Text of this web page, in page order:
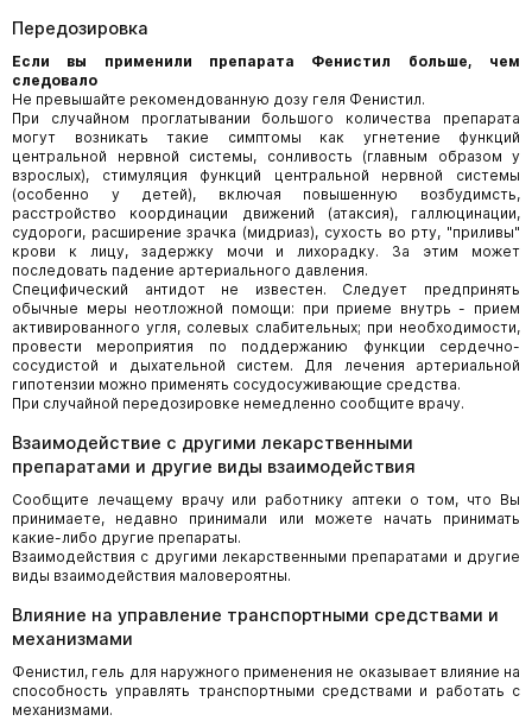
Передозировка
Если вы применили препарата Фенистил больше, чем
следовало
Не превышайте рекомендованную дозу геля Фенистил.
При случайном проглатывании большого количества препарата
могут возникать такие симптомы как угнетение функций
центральной нервной системы, сонливость (главным образом у
взрослых), стимуляция функций центральной нервной системы
(особенно у детей), включая повышенную возбудимсть,
расстройство координации движений (атаксия), галлюцинации,
судороги, расширение зрачка (мидриаз), сухость во рту, "приливы"
крови к лицу, задержку мочи и лихорадку. За этим может
последовать падение артериального давления.
Специфический антидот не известен. Следует предпринять
обычные меры неотложной помощи: при приеме внутрь - прием
активированного угля, солевых слабительных; при необходимости,
провести мероприятия по поддержанию функции сердечно-
сосудистой и дыхательной систем. Для лечения артериальной
гипотензии можно применять сосудосуживающие средства.
При случайной передозировке немедленно сообщите врачу.
Взаимодействие с другими лекарственными
препаратами и другие виды взаимодействия
Сообщите лечащему врачу или работнику аптеки о том, что Вы
принимаете, недавно принимали или можете начать принимать
какие-либо другие препараты.
Взаимодействия с другими лекарственными препаратами и другие
виды взаимодействия маловероятны.
Влияние на управление транспортными средствами и
механизмами
Фенистил, гель для наружного применения не оказывает влияние на
способность управлять транспортными средствами и работать с
механизмами.